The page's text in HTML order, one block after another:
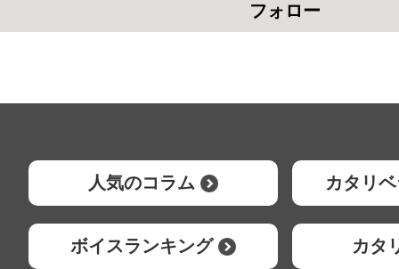
フォロー
人気のコラム カタリ
ボイスランキング カタ